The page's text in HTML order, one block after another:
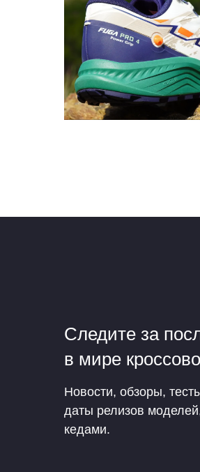
Следите за
в мире
Новости, обзоры,
даты релизов
кедами.